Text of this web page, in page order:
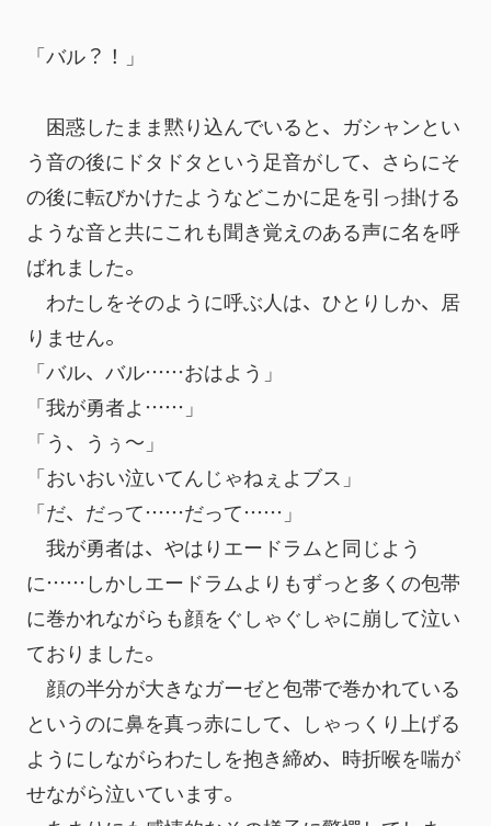
「バル？！」
困惑したまま黙り込んでいると、ガシャンとい
う音の後にドタドタという足音がして、さらにそ
の後に転びかけたようなどこかに足を引っ掛ける
ような音と共にこれも聞き覚えのある声に名を呼
ばれました。
わたしをそのように呼ぶ人は、ひとりしか、居
りません。
「バル、バル……おはよう」
「我が勇者よ……」
「う、うぅ～」
「おいおい泣いてんじゃねぇよブス」
「だ、だって……だって……」
我が勇者は、やはりエードラムと同じよう
に……しかしエードラムよりもずっと多くの包帯
に巻かれながらも顔をぐしゃぐしゃに崩して泣い
ておりました。
顔の半分が大きなガーゼと包帯で巻かれている
というのに鼻を真っ赤にして、しゃっくり上げる
ようにしながらわたしを抱き締め、時折喉を喘が
せながら泣いています。